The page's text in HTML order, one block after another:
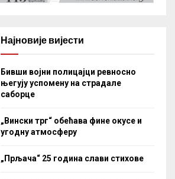
Најновије вијести
Бивши војни полицајци ревносно
његују успомену на страдале
саборце
„Вински трг“ обећава фине окусе и
угодну атмосферу
„Прљача“ 25 година слави стихове